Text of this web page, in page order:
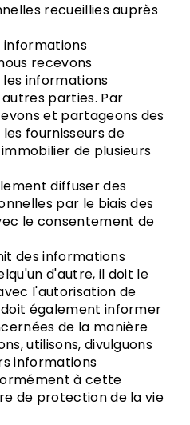
recueillies auprès
informations
recevons
informations
parties. Par
et partageons des
fournisseurs de
de plusieurs
diffuser des
par le biais des
le consentement de
des informations
d'autre, il doit le
l'autorisation de
également informer
de la manière
utilisons, divulguons
informations
à cette
de protection de la vie